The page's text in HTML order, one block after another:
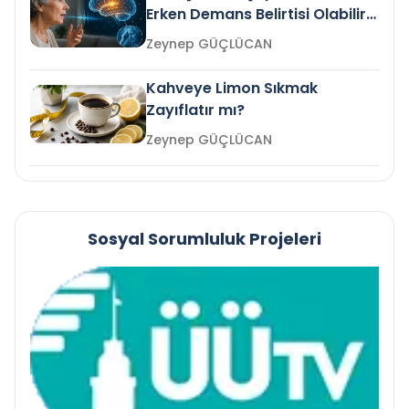
Erken Demans Belirtisi Olabilir
mi?
Zeynep GÜÇLÜCAN
Kahveye Limon Sıkmak
Zayıflatır mı?
Zeynep GÜÇLÜCAN
Sosyal Sorumluluk Projeleri